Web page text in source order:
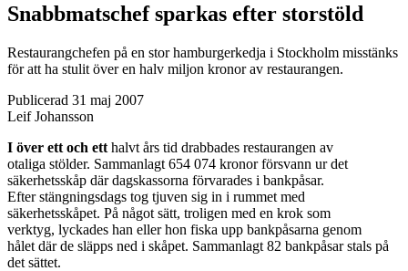
Snabbmatschef sparkas efter storstöld
Restaurangchefen på en stor hamburgerkedja i Stockholm misstänks
för att ha stulit över en halv miljon kronor av restaurangen.
Publicerad 31 maj 2007
Leif Johansson
I över ett och ett halvt års tid drabbades restaurangen av
otaliga stölder. Sammanlagt 654 074 kronor försvann ur det
säkerhetsskåp där dagskassorna förvarades i bankpåsar.
Efter stängningsdags tog tjuven sig in i rummet med
säkerhetsskåpet. På något sätt, troligen med en krok som
verktyg, lyckades han eller hon fiska upp bankpåsarna genom
hålet där de släpps ned i skåpet. Sammanlagt 82 bankpåsar stals på
det sättet.